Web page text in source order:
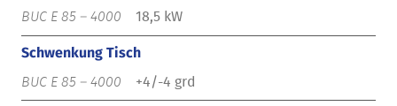
18,5 kW
Schwenkung Tisch
+4/-4 grd